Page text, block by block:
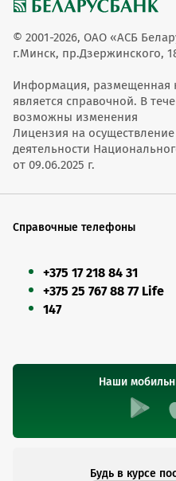
© 2001-2026, ОАО «АСБ
г.Минск, пр.Дзержинского,
Информация, размещенная
является справочной. В
возможны изменения
Лицензия на
деятельности
от 09.06.2025 г.
Справочные телефоны
+375 17 218 84 31
+375 25 767 88 77 Life
147
Наши
Будь в курсе